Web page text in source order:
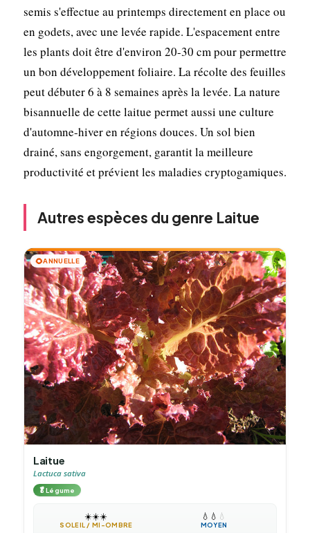
semis s'effectue au printemps directement en place ou
en godets, avec une levée rapide. L'espacement entre
les plants doit être d'environ 20-30 cm pour permettre
un bon développement foliaire. La récolte des feuilles
peut débuter 6 à 8 semaines après la levée. La nature
bisannuelle de cette laitue permet aussi une culture
d'automne-hiver en régions douces. Un sol bien
drainé, sans engorgement, garantit la meilleure
productivité et prévient les maladies cryptogamiques.
Autres espèces du genre Laitue
🌻ANNUELLE
Laitue
Lactuca sativa
🥬Légume
☀️☀️☀️
SOLEIL / MI-OMBRE
💧 💧 💧
MOYEN